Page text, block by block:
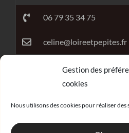
Gestion des
cookies
Nous utilisons des cookies pour réaliser
06 79 35 34 75
celine@loireetpepites.fr